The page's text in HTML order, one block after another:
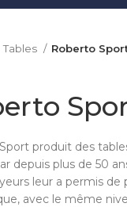
Tables Roberto
produit des
depuis plus de 50
leur a permis
avec le même